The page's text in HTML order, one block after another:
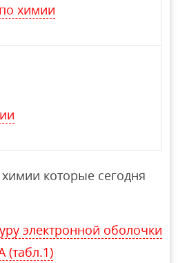
химии
которые сегодня
электронной оболочки
(табл.1)